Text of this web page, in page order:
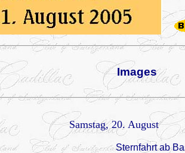
Images
Samstag, 20. August
Sternfahrt ab